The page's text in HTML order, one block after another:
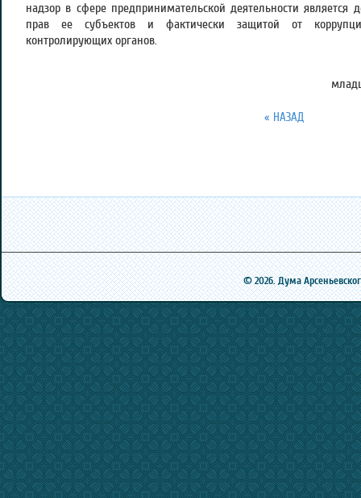
надзор в сфере предпринимательской деятельности является
прав ее субъектов и фактически защитой от
контролирующих органов.
« НАЗАД
© 2026. Дума